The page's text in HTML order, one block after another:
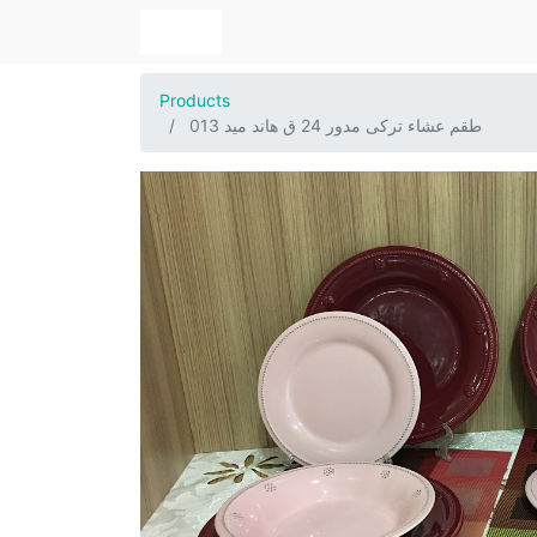
Products
طقم عشاء تركى مدور 24 ق هاند ميد 013